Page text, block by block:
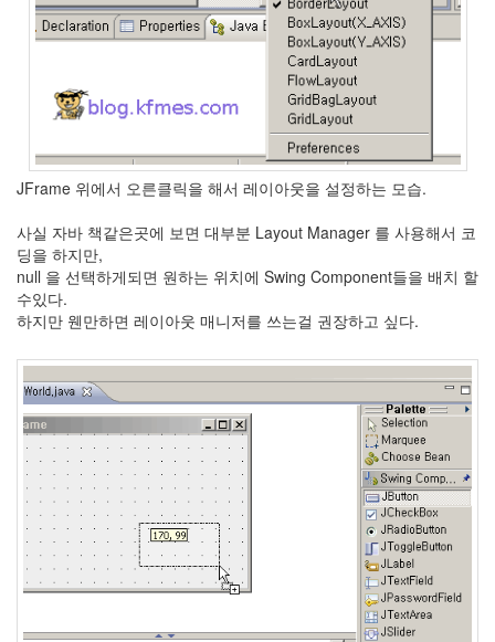
JFrame 위에서 오른클릭을 해서 레이아웃을 설정하는 모습.
사실 자바 책같은곳에 보면 대부분 Layout Manager 를 사용해서 코
딩을 하지만,
null 을 선택하게되면 원하는 위치에 Swing Component들을 배치 할
수있다.
하지만 웬만하면 레이아웃 매니저를 쓰는걸 권장하고 싶다.